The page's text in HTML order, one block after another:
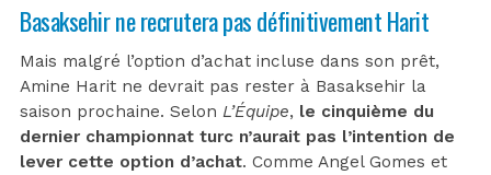
Basaksehir ne recrutera pas définitivement Harit
Mais malgré l’option d’achat incluse dans son prêt,
Amine Harit ne devrait pas rester à Basaksehir la
saison prochaine. Selon L’Équipe, le cinquième du
dernier championnat turc n’aurait pas l’intention de
lever cette option d’achat. Comme Angel Gomes et